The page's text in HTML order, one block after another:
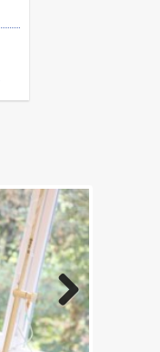
Next